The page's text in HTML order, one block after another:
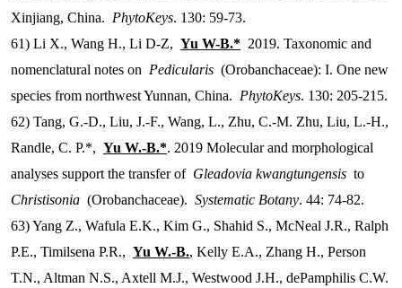
Xinjiang, China. PhytoKeys. 130: 59-73.
61) Li X., Wang H., Li D-Z, Yu W-B.* 2019. Taxonomic and
nomenclatural notes on Pedicularis (Orobanchaceae): I. One new
species from northwest Yunnan, China. PhytoKeys. 130: 205-215.
62) Tang, G.-D., Liu, J.-F., Wang, L., Zhu, C.-M. Zhu, Liu, L.-H.,
Randle, C. P.*, Yu W.-B.*. 2019 Molecular and morphological
analyses support the transfer of Gleadovia kwangtungensis to
Christisonia (Orobanchaceae). Systematic Botany. 44: 74-82.
63) Yang Z., Wafula E.K., Kim G., Shahid S., McNeal J.R., Ralph
P.E., Timilsena P.R., Yu W.-B., Kelly E.A., Zhang H., Person
T.N., Altman N.S., Axtell M.J., Westwood J.H., dePamphilis C.W.